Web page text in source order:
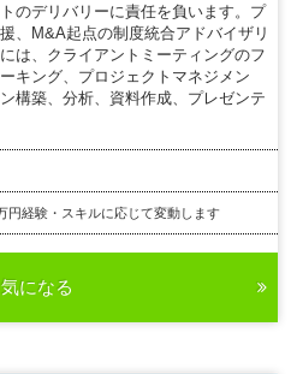
のデリバリーに責任を負います。プ
、M&A起点の制度統合アドバイザリ
は、クライアントミーティングのフ
キング、プロジェクトマネジメン
構築、分析、資料作成、プレゼンテ
円経験・スキルに応じて変動します
気になる